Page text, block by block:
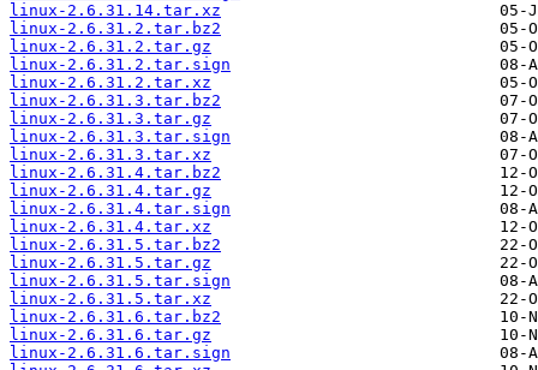
linux-2.6.31.14.tar.xz
linux-2.6.31.2.tar.bz2
linux-2.6.31.2.tar.gz
linux-2.6.31.2.tar.sign
linux-2.6.31.2.tar.xz
linux-2.6.31.3.tar.bz2
linux-2.6.31.3.tar.gz
linux-2.6.31.3.tar.sign
linux-2.6.31.3.tar.xz
linux-2.6.31.4.tar.bz2
linux-2.6.31.4.tar.gz
linux-2.6.31.4.tar.sign
linux-2.6.31.4.tar.xz
linux-2.6.31.5.tar.bz2
linux-2.6.31.5.tar.gz
linux-2.6.31.5.tar.sign
linux-2.6.31.5.tar.xz
linux-2.6.31.6.tar.bz2
linux-2.6.31.6.tar.gz
linux-2.6.31.6.tar.sign